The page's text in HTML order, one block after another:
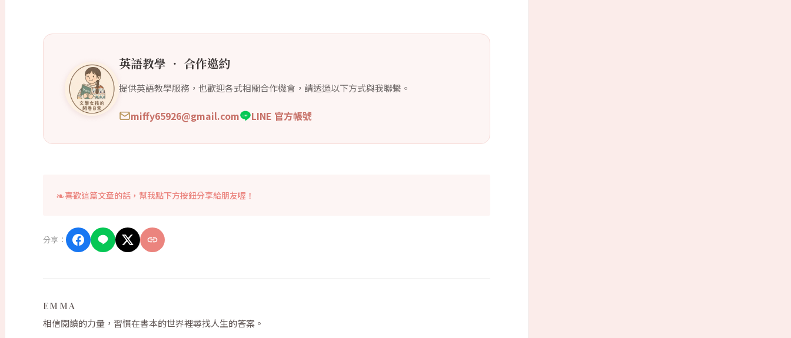
英語教學 ‧ 合作邀約
提供英語教學服務，也歡迎各式相關合作機會，請透過以下方式與我聯繫。
miffy65926@gmail.com LINE 官方帳號
喜歡這篇文章的話，幫我點下方按鈕分享給朋友喔！
分享：
EMMA
相信閱讀的力量，習慣在書本的世界裡尋找人生的答案。